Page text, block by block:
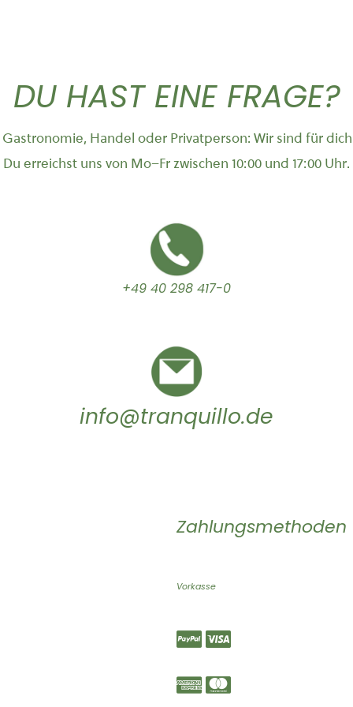
DU HAST EINE FRAGE?
Handel oder Privatperson: Wir sind für
Du erreichst uns von Mo–Fr zwischen 10:00 und 17:00 Uhr.
+49 40 298 417-0
info@tranquillo.de
Zahlungsmethoden
Vorkasse